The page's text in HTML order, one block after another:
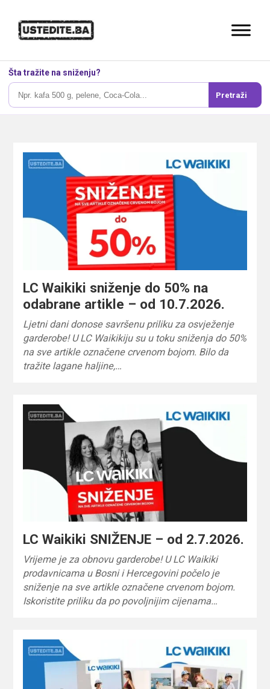
Šta tražite na sniženju?
Pretraži
LC Waikiki sniženje do 50% na
odabrane artikle – od 10.7.2026.
Ljetni dani donose savršenu priliku za osvježenje
garderobe! U LC Waikikiju su u toku sniženja do 50%
na sve artikle označene crvenom bojom. Bilo da
tražite lagane haljine,…
LC Waikiki SNIŽENJE – od 2.7.2026.
Vrijeme je za obnovu garderobe! U LC Waikiki
prodavnicama u Bosni i Hercegovini počelo je
sniženje na sve artikle označene crvenom bojom.
Iskoristite priliku da po povoljnijim cijenama…